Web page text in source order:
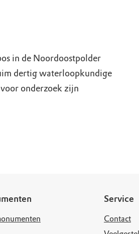
in de Noordoostpolder
dertig waterloopkundige
onderzoek zijn
Service
Contact